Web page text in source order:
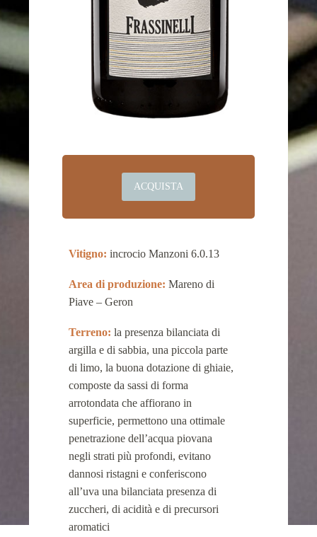
ACQUISTA
Vitigno: incrocio Manzoni 6.0.13
Area di produzione: Mareno di
Piave – Geron
Terreno: la presenza bilanciata di
argilla e di sabbia, una piccola parte
di limo, la buona dotazione di ghiaie,
composte da sassi di forma
arrotondata che affiorano in
superficie, permettono una ottimale
penetrazione dell’acqua piovana
negli strati più profondi, evitano
dannosi ristagni e conferiscono
all’uva una bilanciata presenza di
zuccheri, di acidità e di precursori
aromatici